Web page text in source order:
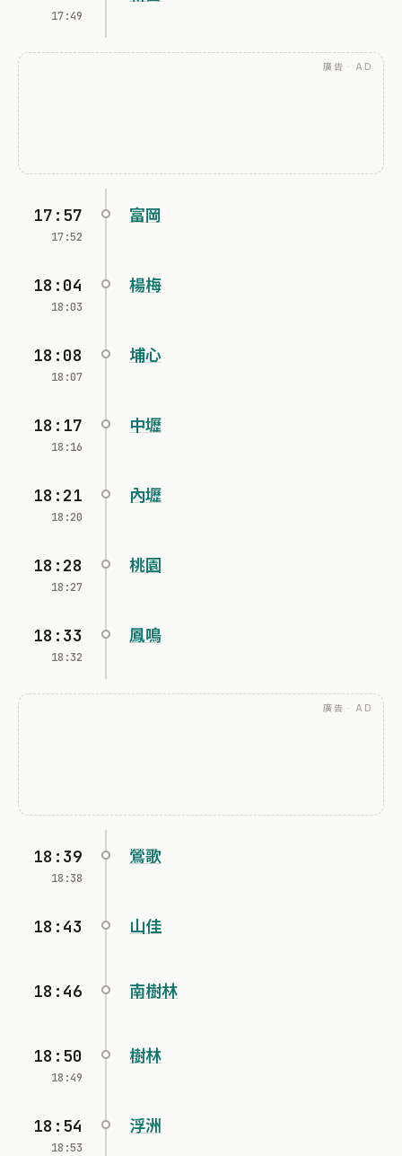
17:49
廣告 · AD
17:57
17:52
富岡
18:04
18:03
楊梅
18:08
18:07
埔心
18:17
18:16
中壢
18:21
18:20
內壢
18:28
18:27
桃園
18:33
18:32
鳳鳴
廣告 · AD
18:39
18:38
鶯歌
18:43 山佳
18:46 南樹林
18:50
18:49
樹林
18:54
18:53
浮洲